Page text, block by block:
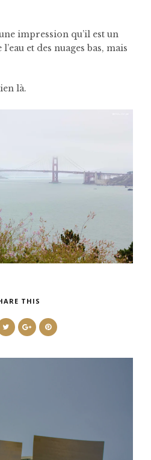
impression qu’il est un
et des nuages bas, mais
là.
THIS